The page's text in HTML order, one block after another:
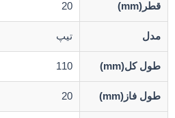
قطر(mm) 20
مدل تیپ
طول کل(mm) 110
طول فاز(mm) 20